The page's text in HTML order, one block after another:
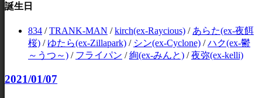
誕生日
834 /TRANK-MAN /kirch(ex-Raycious) / あらた(ex-夜餌
桜) / ゆたら(ex-Zillapark) / シン(ex-Cyclone) /ハク(ex-鬱
～うつ～) / フライパン /絢(ex-みんと) /夜弥(ex-kelli)
2021/01/07